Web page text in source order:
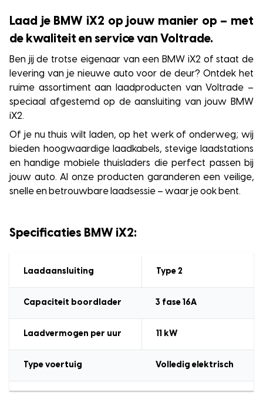
Laad je BMW iX2 op jouw manier op – met
de kwaliteit en service van Voltrade.
Ben jij de trotse eigenaar van een BMW iX2 of staat de
levering van je nieuwe auto voor de deur? Ontdek het
ruime assortiment aan laadproducten van Voltrade –
speciaal afgestemd op de aansluiting van jouw BMW
iX2.
Of je nu thuis wilt laden, op het werk of onderweg; wij
bieden hoogwaardige laadkabels, stevige laadstations
en handige mobiele thuisladers die perfect passen bij
jouw auto. Al onze producten garanderen een veilige,
snelle en betrouwbare laadsessie – waar je ook bent.
Specificaties BMW iX2:
Laadaansluiting Type 2
Capaciteit boordlader 3 fase 16A
Laadvermogen per uur 11 kW
Type voertuig Volledig elektrisch